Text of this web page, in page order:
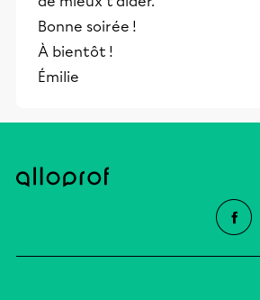
Bonne soirée !
À bientôt !
Émilie